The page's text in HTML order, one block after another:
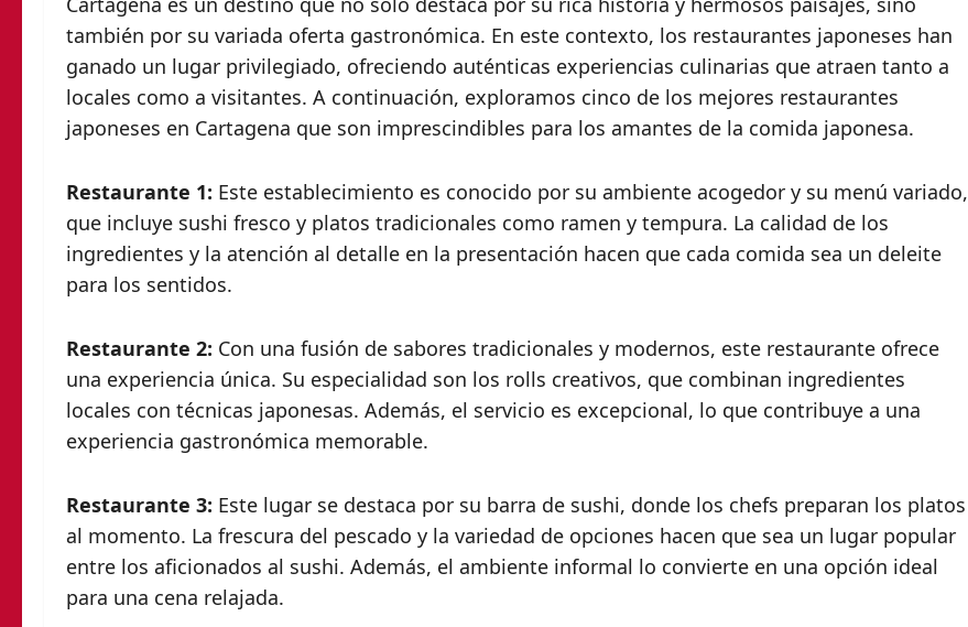
también por su variada oferta gastronómica. En este contexto, los restaurantes japoneses han
ganado un lugar privilegiado, ofreciendo auténticas experiencias culinarias que atraen tanto a
locales como a visitantes. A continuación, exploramos cinco de los mejores restaurantes
japoneses en Cartagena que son imprescindibles para los amantes de la comida japonesa.
Restaurante 1: Este establecimiento es conocido por su ambiente acogedor y su menú variado,
que incluye sushi fresco y platos tradicionales como ramen y tempura. La calidad de los
ingredientes y la atención al detalle en la presentación hacen que cada comida sea un deleite
para los sentidos.
Restaurante 2: Con una fusión de sabores tradicionales y modernos, este restaurante ofrece
una experiencia única. Su especialidad son los rolls creativos, que combinan ingredientes
locales con técnicas japonesas. Además, el servicio es excepcional, lo que contribuye a una
experiencia gastronómica memorable.
Restaurante 3: Este lugar se destaca por su barra de sushi, donde los chefs preparan los platos
al momento. La frescura del pescado y la variedad de opciones hacen que sea un lugar popular
entre los aficionados al sushi. Además, el ambiente informal lo convierte en una opción ideal
para una cena relajada.